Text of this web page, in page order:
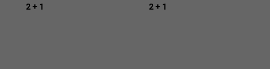
2 + 1 2 + 1